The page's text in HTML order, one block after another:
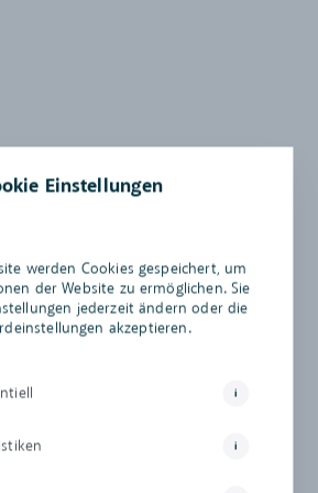
Einstellungen
werden Cookies gespeichert, um
der Website zu ermöglichen. Sie
jederzeit ändern oder die
akzeptieren.
i
i